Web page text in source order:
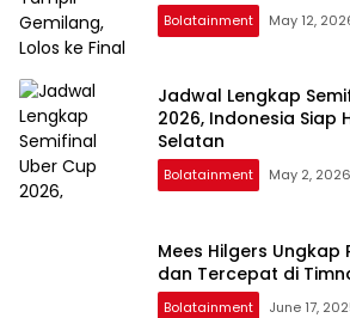
Bolatainment May 12,
Jadwal Lengkap
2026, Indonesia Siap
Selatan
Bolatainment May 2, 2026
Mees Hilgers Ungkap
dan Tercepat di
Bolatainment June 17,